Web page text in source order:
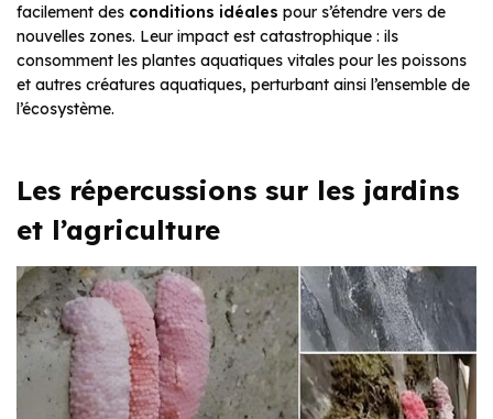
facilement des conditions idéales pour s’étendre vers de
nouvelles zones. Leur impact est catastrophique : ils
consomment les plantes aquatiques vitales pour les poissons
et autres créatures aquatiques, perturbant ainsi l’ensemble de
l’écosystème.
Les répercussions sur les jardins
et l’agriculture